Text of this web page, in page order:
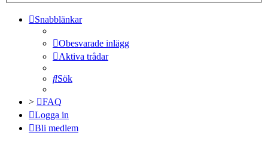
Snabblänkar
Obesvarade inlägg
Aktiva trådar
Sök
>
FAQ
Logga in
Bli medlem